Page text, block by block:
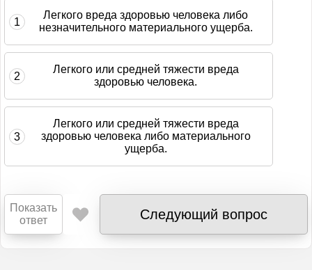
1
Легкого вреда здоровью человека либо
незначительного материального ущерба.
2
Легкого или средней тяжести вреда
здоровью человека.
3
Легкого или средней тяжести вреда
здоровью человека либо материального
ущерба.
Показать
ответ
Следующий вопрос